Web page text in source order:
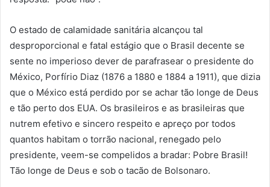
O estado de calamidade sanitária alcançou tal
desproporcional e fatal estágio que o Brasil decente se
sente no imperioso dever de parafrasear o presidente do
México, Porfírio Diaz (1876 a 1880 e 1884 a 1911), que dizia
que o México está perdido por se achar tão longe de Deus
e tão perto dos EUA. Os brasileiros e as brasileiras que
nutrem efetivo e sincero respeito e apreço por todos
quantos habitam o torrão nacional, renegado pelo
presidente, veem-se compelidos a bradar: Pobre Brasil!
Tão longe de Deus e sob o tacão de Bolsonaro.